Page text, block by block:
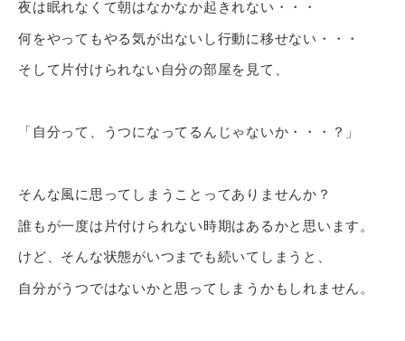
夜は眠れなくて朝はなかなか起きれない・・・
何をやってもやる気が出ないし行動に移せない・・・
そして片付けられない自分の部屋を見て、
「自分って、うつになってるんじゃないか・・・？」
そんな風に思ってしまうことってありませんか？
誰もが一度は片付けられない時期はあるかと思います。
けど、そんな状態がいつまでも続いてしまうと、
自分がうつではないかと思ってしまうかもしれません。